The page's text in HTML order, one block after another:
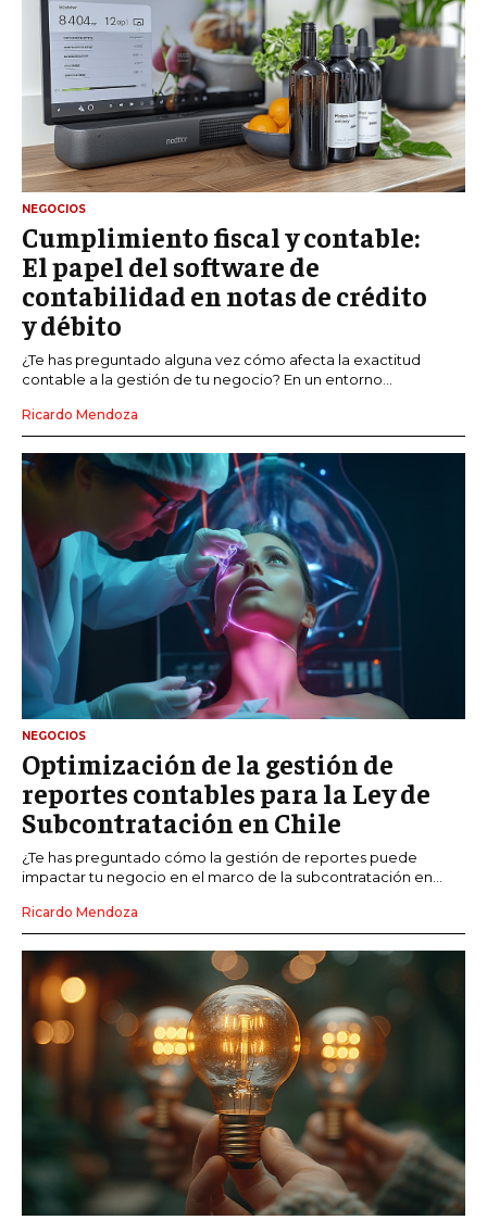
NEGOCIOS
Cumplimiento fiscal y contable:
El papel del software de
contabilidad en notas de crédito
y débito
¿Te has preguntado alguna vez cómo afecta la exactitud
contable a la gestión de tu negocio? En un entorno...
Ricardo Mendoza
NEGOCIOS
Optimización de la gestión de
reportes contables para la Ley de
Subcontratación en Chile
¿Te has preguntado cómo la gestión de reportes puede
impactar tu negocio en el marco de la subcontratación en...
Ricardo Mendoza